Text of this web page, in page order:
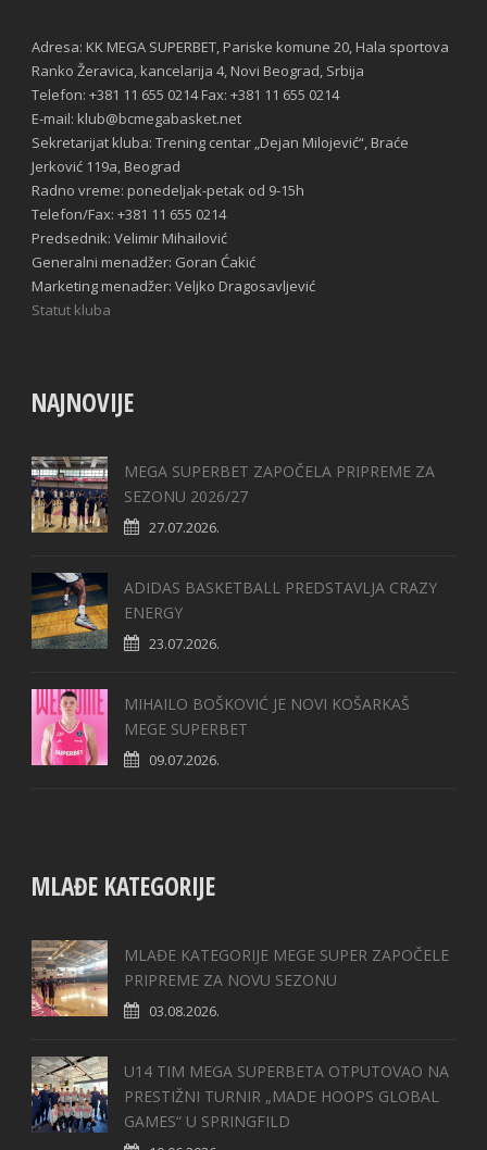
Adresa: KK MEGA SUPERBET, Pariske komune 20, Hala sportova
Ranko Žeravica, kancelarija 4, Novi Beograd, Srbija
Telefon: +381 11 655 0214 Fax: +381 11 655 0214
E-mail: klub@bcmegabasket.net
Sekretarijat kluba: Trening centar „Dejan Milojević“, Braće
Jerković 119a, Beograd
Radno vreme: ponedeljak-petak od 9-15h
Telefon/Fax: +381 11 655 0214
Predsednik: Velimir Mihailović
Generalni menadžer: Goran Ćakić
Marketing menadžer: Veljko Dragosavljević
Statut kluba
NAJNOVIJE
MEGA SUPERBET ZAPOČELA PRIPREME ZA
SEZONU 2026/27
27.07.2026.
ADIDAS BASKETBALL PREDSTAVLJA CRAZY
ENERGY
23.07.2026.
MIHAILO BOŠKOVIĆ JE NOVI KOŠARKAŠ
MEGE SUPERBET
09.07.2026.
MLAĐE KATEGORIJE
MLAĐE KATEGORIJE MEGE SUPER ZAPOČELE
PRIPREME ZA NOVU SEZONU
03.08.2026.
U14 TIM MEGA SUPERBETA OTPUTOVAO NA
PRESTIŽNI TURNIR „MADE HOOPS GLOBAL
GAMES“ U SPRINGFILD